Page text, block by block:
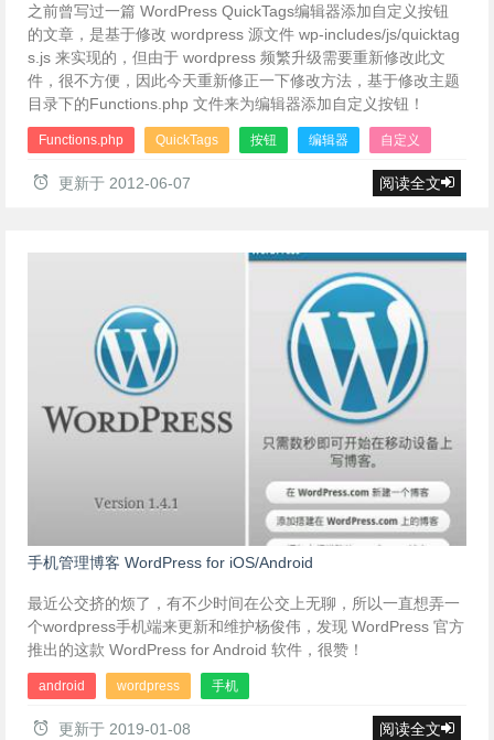
之前曾写过一篇 WordPress QuickTags编辑器添加自定义按钮
的文章，是基于修改 wordpress 源文件 wp-includes/js/quicktag
s.js 来实现的，但由于 wordpress 频繁升级需要重新修改此文
件，很不方便，因此今天重新修正一下修改方法，基于修改主题
目录下的Functions.php 文件来为编辑器添加自定义按钮！
Functions.php QuickTags 按钮 编辑器 自定义
更新于 2012-06-07 阅读全文
手机管理博客 WordPress for iOS/Android
最近公交挤的烦了，有不少时间在公交上无聊，所以一直想弄一
个wordpress手机端来更新和维护杨俊伟，发现 WordPress 官方
推出的这款 WordPress for Android 软件，很赞！
android wordpress 手机
更新于 2019-01-08 阅读全文